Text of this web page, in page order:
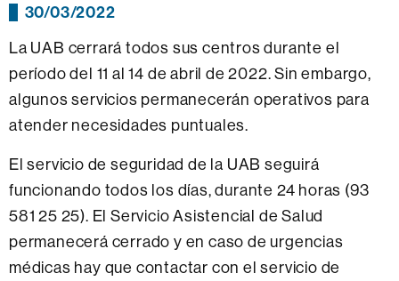
30/03/2022
La UAB cerrará todos sus centros durante el
período del 11 al 14 de abril de 2022. Sin embargo,
algunos servicios permanecerán operativos para
atender necesidades puntuales.
El servicio de seguridad de la UAB seguirá
funcionando todos los días, durante 24 horas (93
581 25 25). El Servicio Asistencial de Salud
permanecerá cerrado y en caso de urgencias
médicas hay que contactar con el servicio de